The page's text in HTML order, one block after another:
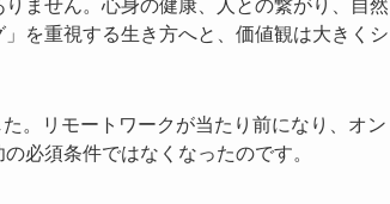
ません。心身の健康、人との繋がり、自然
を重視する生き方へと、価値観は大きくシ
。リモートワークが当たり前になり、オン
必須条件ではなくなったのです。